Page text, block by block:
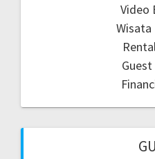
Video
Wisata